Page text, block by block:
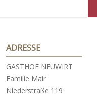
ADRESSE
GASTHOF NEUWIRT
Familie Mair
Niederstraße 119